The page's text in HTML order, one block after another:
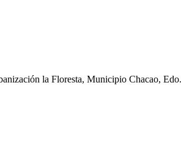
la Floresta, Municipio Chacao,